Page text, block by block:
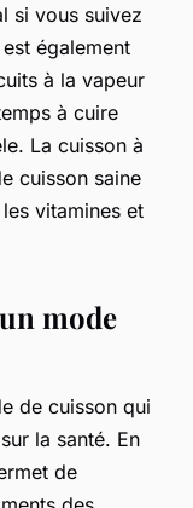
si vous suivez
également
à la vapeur
à cuire
La cuisson à
cuisson saine
vitamines et
mode
de cuisson qui
la santé. En
de